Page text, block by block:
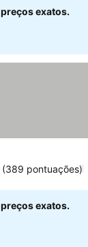
exatos.
(389 pontuações)
exatos.